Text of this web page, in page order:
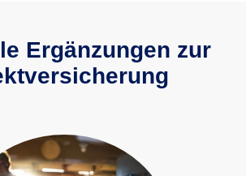
Ergänzungen zur